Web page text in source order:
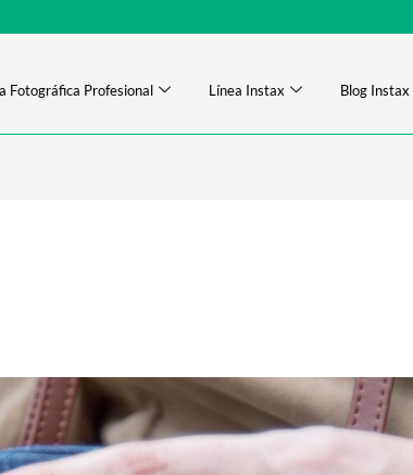
Fotográfica Profesional Línea Instax Blog Instax